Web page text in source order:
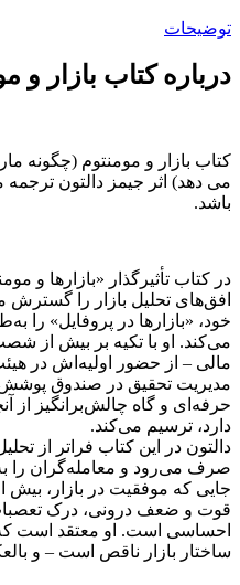
توضیحات
درباره کتاب بازار و
کتاب بازار و مومنتوم (چگونه
می دهد) اثر جیمز دالتون ترجمه
باشد.
در کتاب تأثیرگذار «بازارها و
افق‌های تحلیل بازار را گسترش
خود، «بازارها در پروفایل» را
می‌کند. او با تکیه بر بیش از
حرفه‌ای و گاه چالش‌برانگیز از
دارد، ترسیم می‌کند.
دالتون در این کتاب فراتر از
صرف می‌رود و معامله‌گران را
جایی که موفقیت در بازار، بیش
قوت و ضعف درونی، درک
احساسی است. او معتقد است
ساختار بازار ناقص است – و